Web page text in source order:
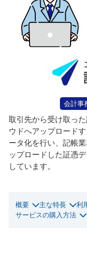
会計事
取引先から受け取っ
ウドへアップロード
ータ化を行い、記帳
ップロードした証憑
しています。
概要 主な特長 利
サービスの購入方法